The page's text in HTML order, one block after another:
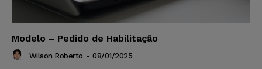
Modelo – Pedido de Habilitação
Wilson Roberto - 08/01/2025